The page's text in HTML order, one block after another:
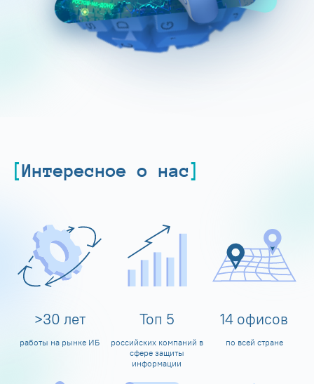
Интересное о нас
>30 лет
работы на рынке ИБ
Топ 5
российских компаний в
сфере защиты
информации
14 офисов
по всей стране